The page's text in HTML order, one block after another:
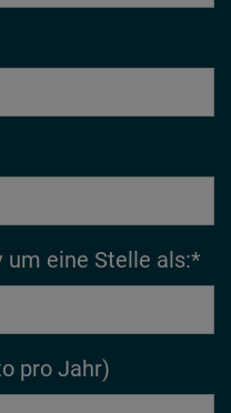
eine Stelle als:*
pro Jahr)